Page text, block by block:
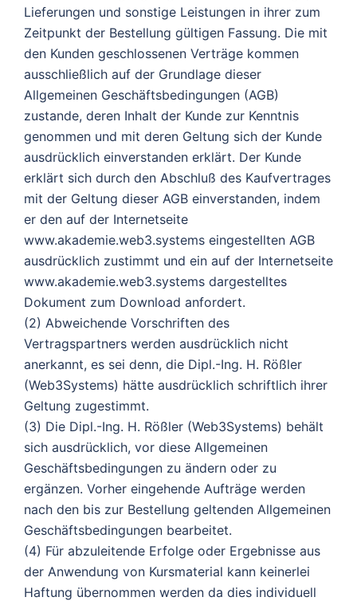
Lieferungen und sonstige Leistungen in ihrer zum
Zeitpunkt der Bestellung gültigen Fassung. Die mit
den Kunden geschlossenen Verträge kommen
ausschließlich auf der Grundlage dieser
Allgemeinen Geschäftsbedingungen (AGB)
zustande, deren Inhalt der Kunde zur Kenntnis
genommen und mit deren Geltung sich der Kunde
ausdrücklich einverstanden erklärt. Der Kunde
erklärt sich durch den Abschluß des Kaufvertrages
mit der Geltung dieser AGB einverstanden, indem
er den auf der Internetseite
www.akademie.web3.systems eingestellten AGB
ausdrücklich zustimmt und ein auf der Internetseite
www.akademie.web3.systems dargestelltes
Dokument zum Download anfordert.
(2) Abweichende Vorschriften des
Vertragspartners werden ausdrücklich nicht
anerkannt, es sei denn, die Dipl.-Ing. H. Rößler
(Web3Systems) hätte ausdrücklich schriftlich ihrer
Geltung zugestimmt.
(3) Die Dipl.-Ing. H. Rößler (Web3Systems) behält
sich ausdrücklich, vor diese Allgemeinen
Geschäftsbedingungen zu ändern oder zu
ergänzen. Vorher eingehende Aufträge werden
nach den bis zur Bestellung geltenden Allgemeinen
Geschäftsbedingungen bearbeitet.
(4) Für abzuleitende Erfolge oder Ergebnisse aus
der Anwendung von Kursmaterial kann keinerlei
Haftung übernommen werden da dies individuell